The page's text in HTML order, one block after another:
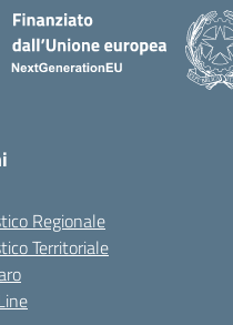
Regionale
Territoriale